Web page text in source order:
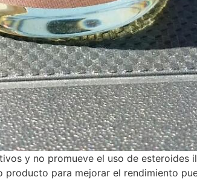
y no promueve el uso de esteroides
para mejorar el rendimiento